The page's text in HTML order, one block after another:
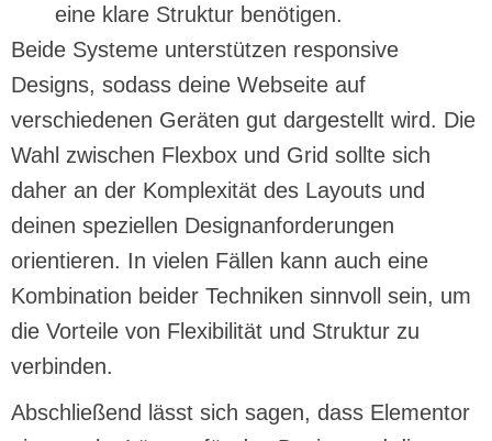
eine klare Struktur benötigen.
Beide Systeme unterstützen responsive
Designs, sodass deine Webseite auf
verschiedenen Geräten gut dargestellt wird. Die
Wahl zwischen Flexbox und Grid sollte sich
daher an der Komplexität des Layouts und
deinen speziellen Designanforderungen
orientieren. In vielen Fällen kann auch eine
Kombination beider Techniken sinnvoll sein, um
die Vorteile von Flexibilität und Struktur zu
verbinden.
Abschließend lässt sich sagen, dass Elementor